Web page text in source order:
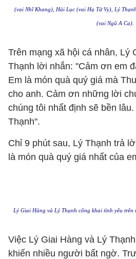
(vai Nhĩ Khang), Hải Lục (vai Hạ Tử Vy), Lý
(vai Ngũ A Ca).
Trên mạng xã hội cá nhân, Lý
Thạnh lời nhắn: "Cảm ơn em
Em là món quà quý giá mà
cho anh. Cảm ơn những lời
chúng tôi nhất định sẽ bền
Thạnh".
Chỉ 9 phút sau, Lý Thạnh trả
là món quà quý giá nhất của
Lý Giai Hàng và Lý Thạnh công khai tình yêu trên
Việc Lý Giai Hàng và Lý
khiến nhiều người bất ngờ.